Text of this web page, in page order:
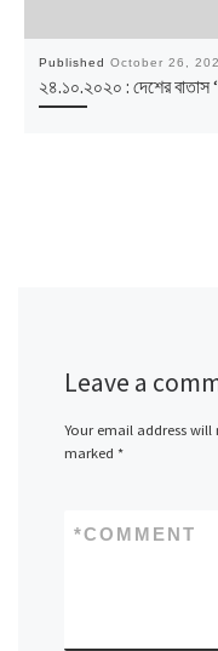
Published October 26,
২৪.১০.২০২০ : দেশের বাতাস
Leave a
Your email address
marked *
COMMENT
*